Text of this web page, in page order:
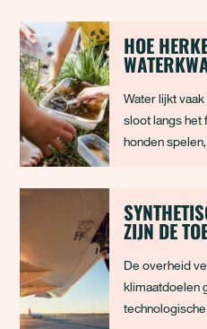
HOE
Water lijkt
sloot langs het
honden
Nederland
ZIJN DE
De overheid
klimaatdoelen